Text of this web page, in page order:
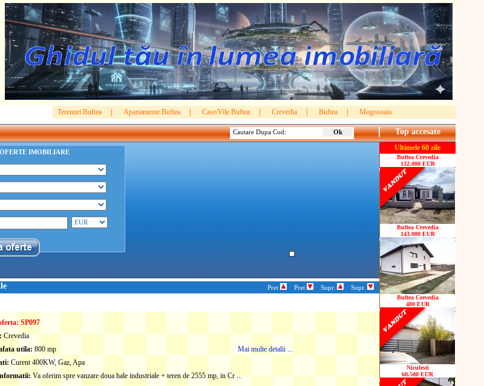
Terenuri Buftea Apartamente Buftea Case/Vile Buftea Crevedia Buftea Mogosoaia
Cautare Dupa Cod: Top accesate
IMOBILIARE
Pret Pret Supr. Supr.
SP097
Crevedia
utila: 800 mp
Mai multe detalii ...
Curent 400KW, Gaz, Apa
Va oferim spre vanzare doua hale industriale + teren de 2555 mp, in Cr ...
Ultimele 60 zile
Buftea Crevedia
132.000 EUR
Buftea Crevedia
143.000 EUR
Buftea Crevedia
480 EUR
Niculesti
60.500 EUR